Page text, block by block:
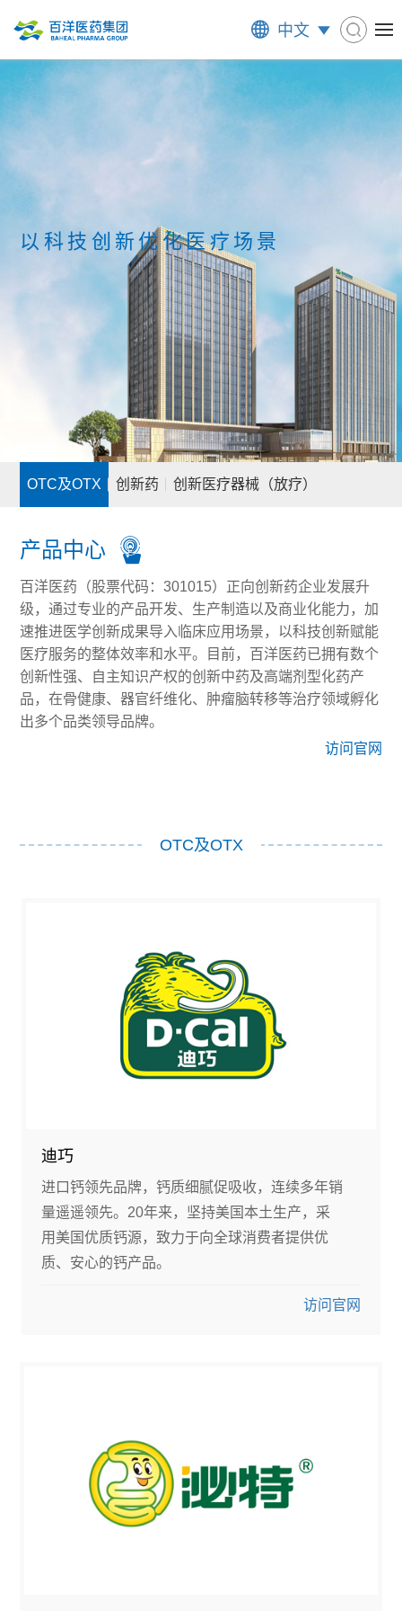
中文
以科技创新优化医疗场景
OTC及OTX 创新药 创新医疗器械（放疗）
产品中心
百洋医药（股票代码：301015）正向创新药企业发展升
级，通过专业的产品开发、生产制造以及商业化能力，加
速推进医学创新成果导入临床应用场景，以科技创新赋能
医疗服务的整体效率和水平。目前，百洋医药已拥有数个
创新性强、自主知识产权的创新中药及高端剂型化药产
品，在骨健康、器官纤维化、肿瘤脑转移等治疗领域孵化
出多个品类领导品牌。
访问官网
OTC及OTX
迪巧
进口钙领先品牌，钙质细腻促吸收，连续多年销
量遥遥领先。20年来，坚持美国本土生产，采
用美国优质钙源，致力于向全球消费者提供优
质、安心的钙产品。
访问官网